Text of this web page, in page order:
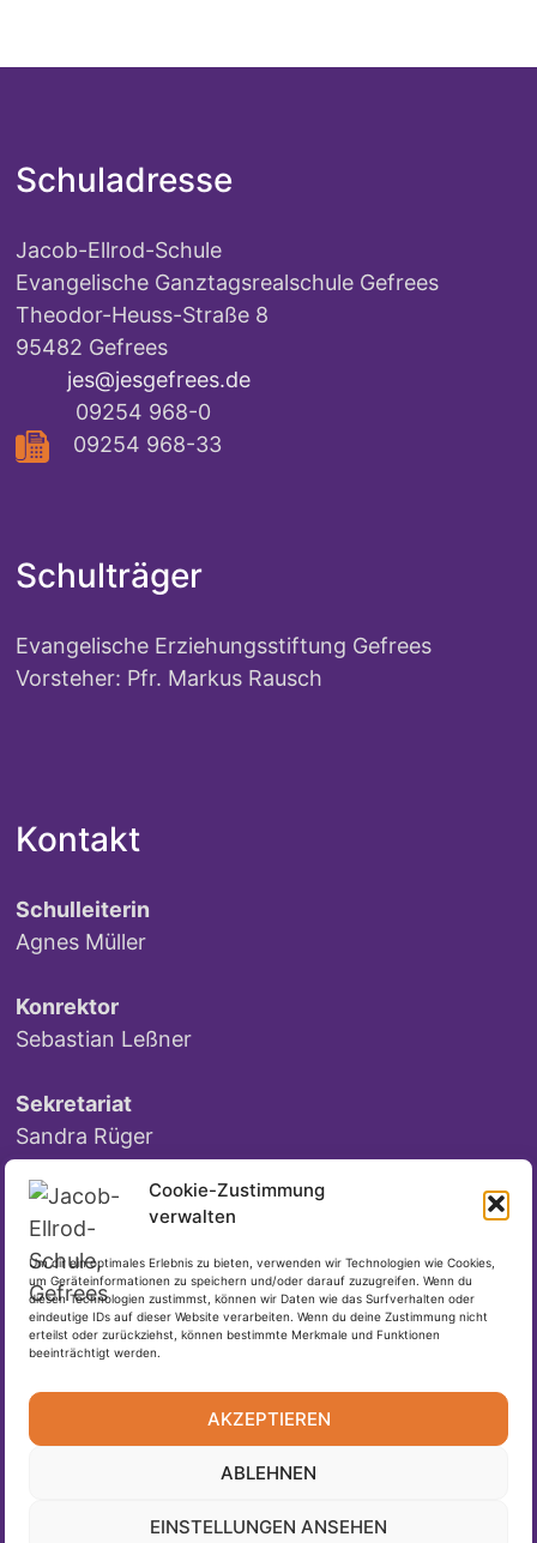
Cookie-Zustimmung
verwalten
Um dir ein optimales Erlebnis zu bieten, verwenden wir Technologien wie Cookies,
um Geräteinformationen zu speichern und/oder darauf zuzugreifen. Wenn du
diesen Technologien zustimmst, können wir Daten wie das Surfverhalten oder
eindeutige IDs auf dieser Website verarbeiten. Wenn du deine Zustimmung nicht
erteilst oder zurückziehst, können bestimmte Merkmale und Funktionen
beeinträchtigt werden.
AKZEPTIEREN
ABLEHNEN
EINSTELLUNGEN ANSEHEN
Schuladresse
Jacob-Ellrod-Schule
Evangelische Ganztagsrealschule Gefrees
Theodor-Heuss-Straße 8
95482 Gefrees
jes@jesgefrees.de
09254 968-0
09254 968-33
Schulträger
Evangelische Erziehungsstiftung Gefrees
Vorsteher: Pfr. Markus Rausch
Kontakt
Schulleiterin
Agnes Müller
Konrektor
Sebastian Leßner
Sekretariat
Sandra Rüger
DSGVO
Datenschutzerklärung
Cookie-Richtlinie (EU)
Impressum